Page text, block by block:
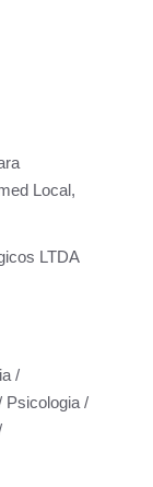
Local,
LTDA
/
Psicologia /